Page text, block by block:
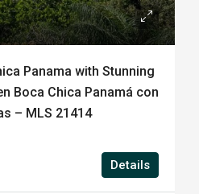
Panama with Stunning
Boca Chica Panamá con
– MLS 21414
Details